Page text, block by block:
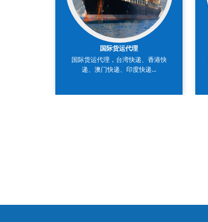
国际货运代理
国际货运代理，台湾快递、香港快
递、澳门快递、印度快递...